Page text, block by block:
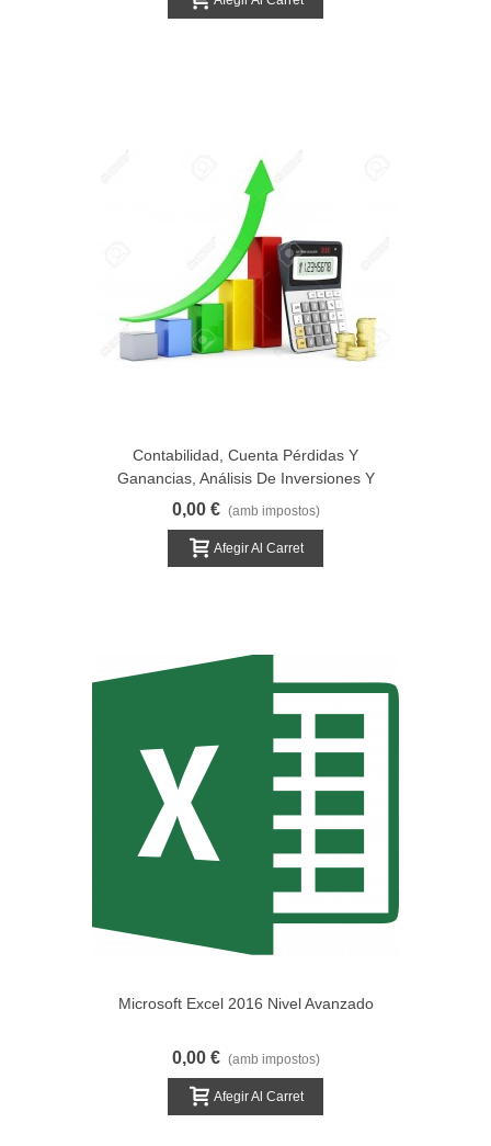
Contabilidad, Cuenta Pérdidas Y
Ganancias, Análisis De Inversiones Y
Financiación
0,00 € (amb impostos)
Afegir Al Carret
Microsoft Excel 2016 Nivel Avanzado
0,00 € (amb impostos)
Afegir Al Carret